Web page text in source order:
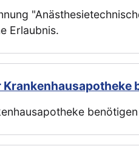
Erlaubnis.